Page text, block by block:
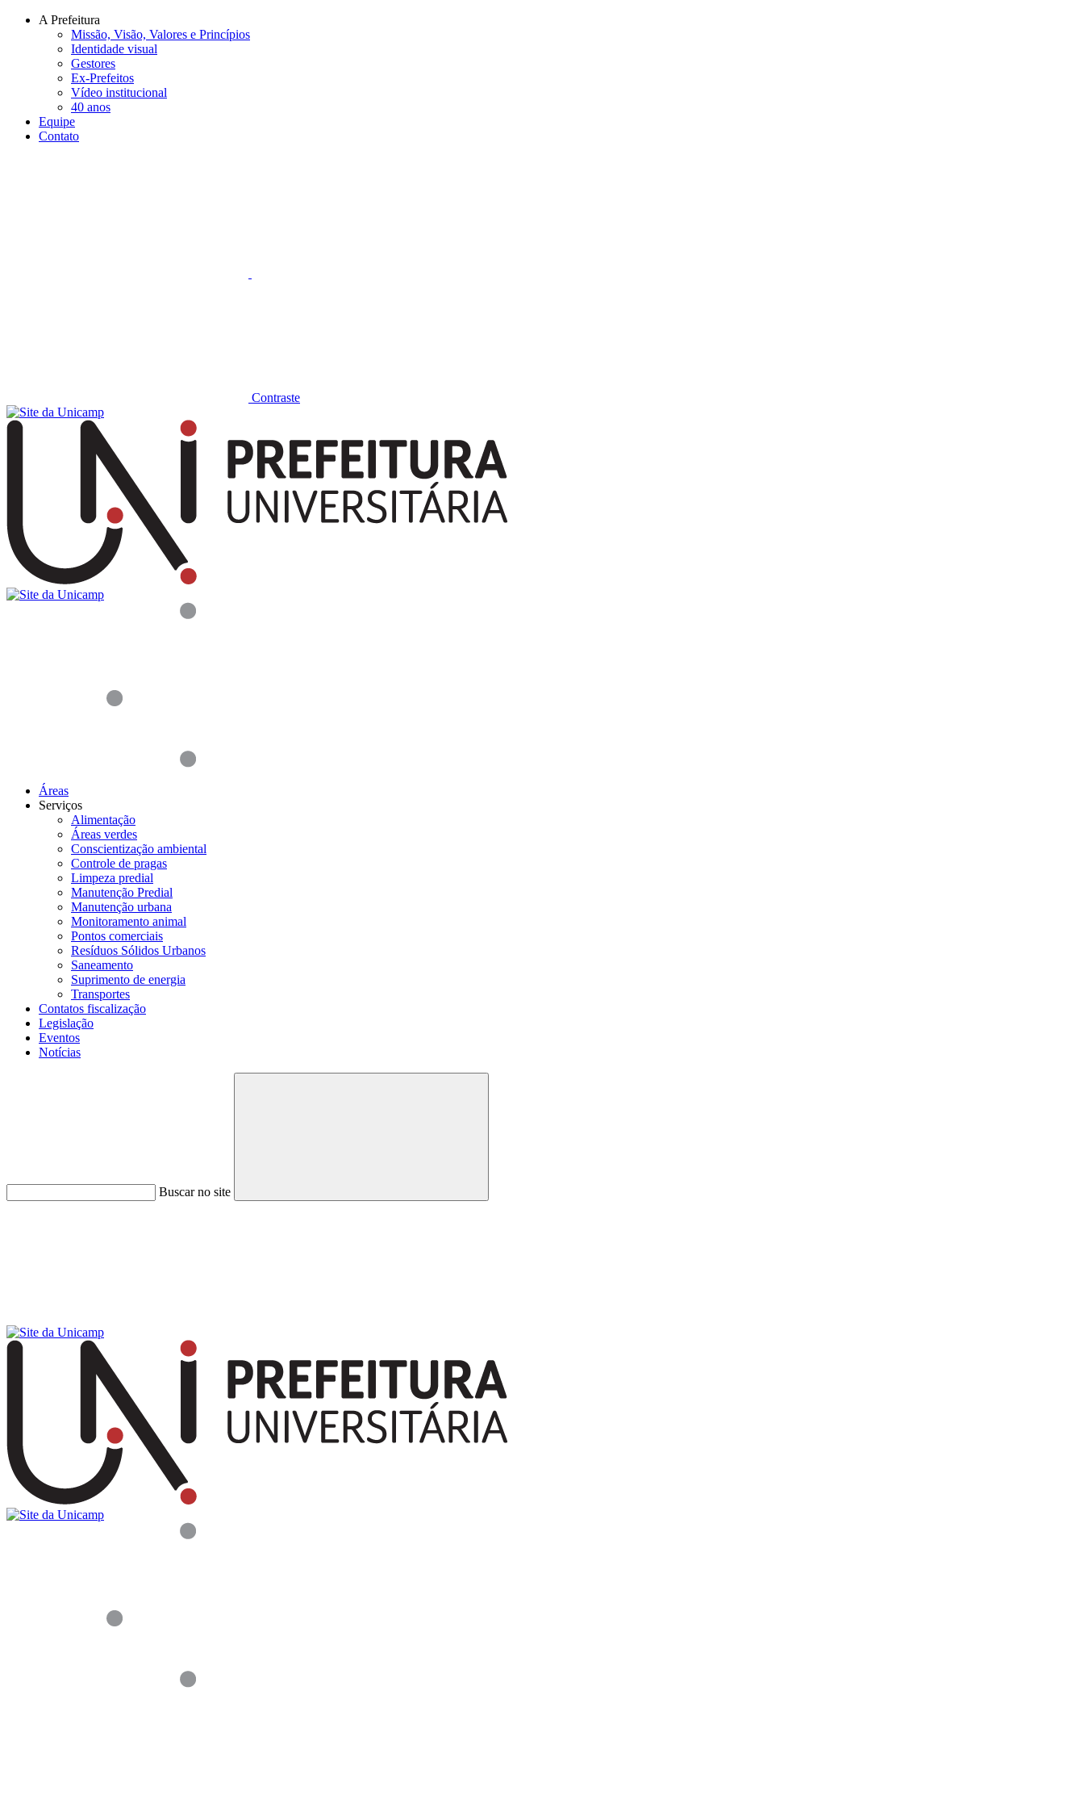
Conteúdo principal
A Prefeitura
Missão, Visão, Valores e Princípios
Identidade visual
Gestores
Ex-Prefeitos
Vídeo institucional
40 anos
Equipe
Contato
Contraste
Áreas
Serviços
Alimentação
Áreas verdes
Conscientização ambiental
Controle de pragas
Limpeza predial
Manutenção Predial
Manutenção urbana
Monitoramento animal
Pontos comerciais
Resíduos Sólidos Urbanos
Saneamento
Suprimento de energia
Transportes
Contatos fiscalização
Legislação
Eventos
Notícias
Buscar no site
Buscar